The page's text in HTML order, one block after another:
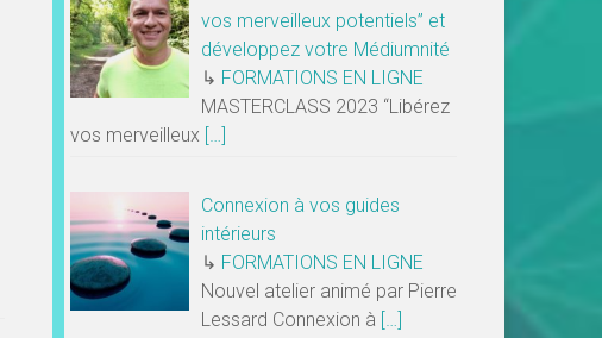
vos merveilleux potentiels” et
développez votre Médiumnité
↳ FORMATIONS EN LIGNE
MASTERCLASS 2023 “Libérez
vos merveilleux […]
Connexion à vos guides
intérieurs
↳ FORMATIONS EN LIGNE
Nouvel atelier animé par Pierre
Lessard Connexion à […]